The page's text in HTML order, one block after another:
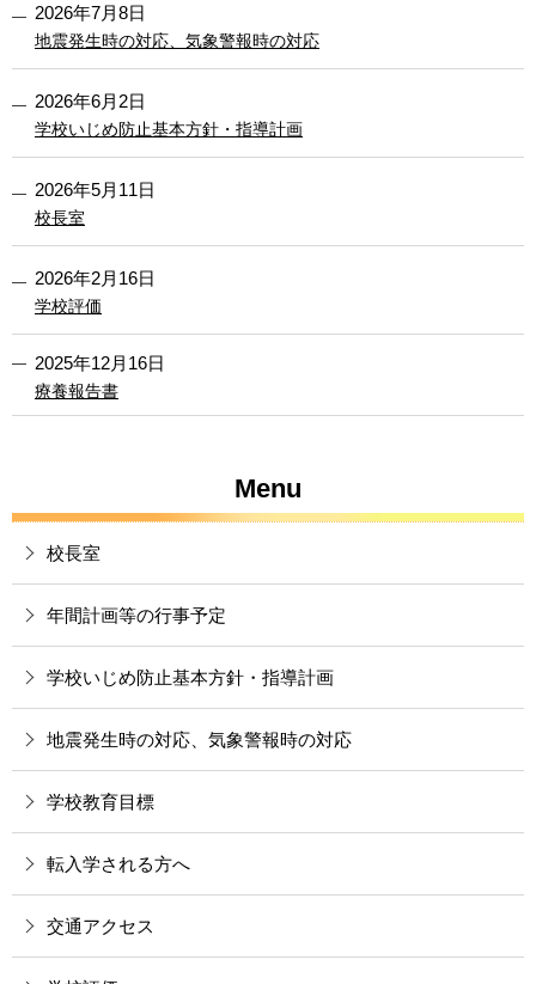
2026年7月8日
地震発生時の対応、気象警報時の対応
2026年6月2日
学校いじめ防止基本方針・指導計画
2026年5月11日
校長室
2026年2月16日
学校評価
2025年12月16日
療養報告書
Menu
校長室
年間計画等の行事予定
学校いじめ防止基本方針・指導計画
地震発生時の対応、気象警報時の対応
学校教育目標
転入学される方へ
交通アクセス